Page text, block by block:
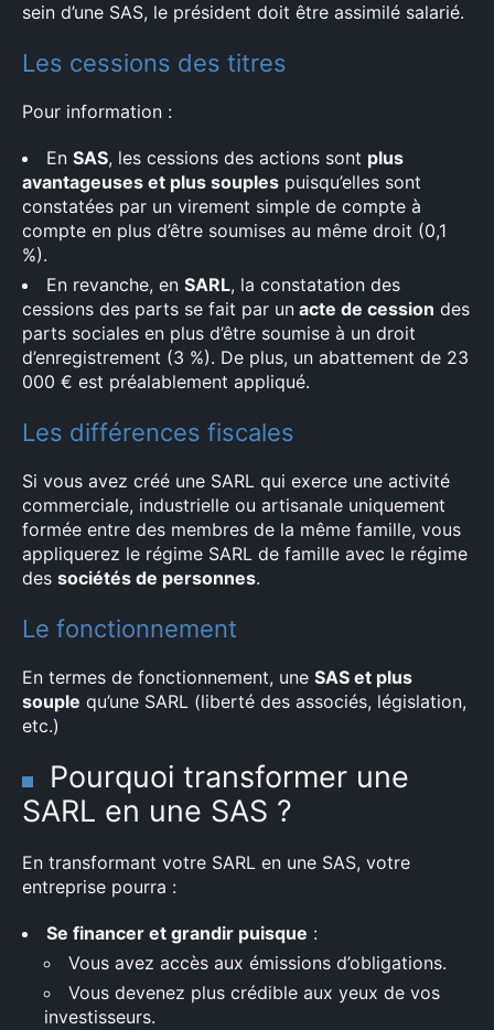
sein d’une SAS, le président doit être assimilé salarié.
Les cessions des titres
Pour information :
En SAS, les cessions des actions sont plus
avantageuses et plus souples puisqu’elles sont
constatées par un virement simple de compte à
compte en plus d’être soumises au même droit (0,1
%).
En revanche, en SARL, la constatation des
cessions des parts se fait par un acte de cession des
parts sociales en plus d’être soumise à un droit
d’enregistrement (3 %). De plus, un abattement de 23
000 € est préalablement appliqué.
Les différences fiscales
Si vous avez créé une SARL qui exerce une activité
commerciale, industrielle ou artisanale uniquement
formée entre des membres de la même famille, vous
appliquerez le régime SARL de famille avec le régime
des sociétés de personnes.
Le fonctionnement
En termes de fonctionnement, une SAS et plus
souple qu’une SARL (liberté des associés, législation,
etc.)
Pourquoi transformer une
SARL en une SAS ?
En transformant votre SARL en une SAS, votre
entreprise pourra :
Se financer et grandir puisque :
Vous avez accès aux émissions d’obligations.
Vous devenez plus crédible aux yeux de vos
investisseurs.